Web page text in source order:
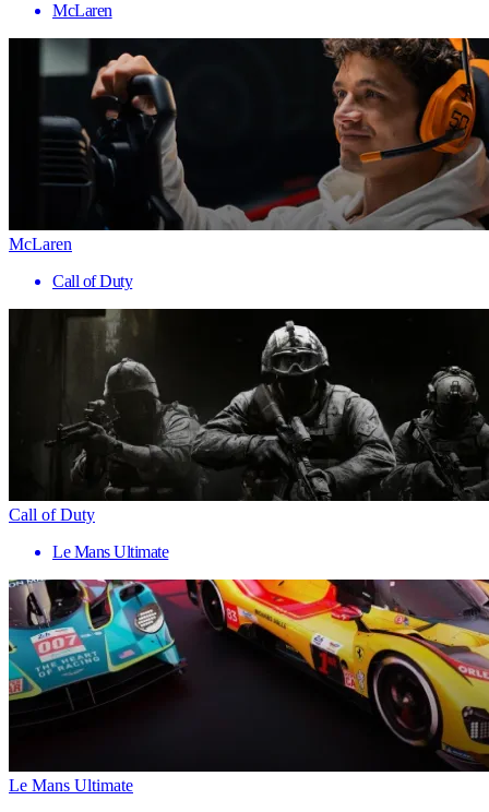
McLaren
McLaren
Call of Duty
Call of Duty
Le Mans Ultimate
Le Mans Ultimate